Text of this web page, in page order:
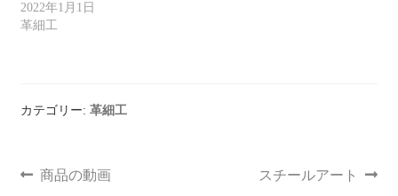
2022年1月1日
革細工
カテゴリー: 革細工
商品の動画 スチールアート